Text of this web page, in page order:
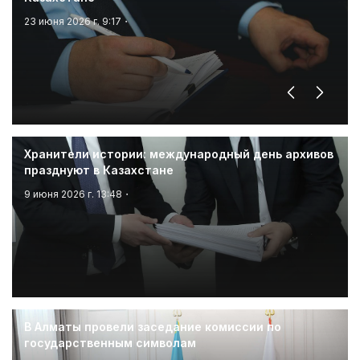
Пред.След.
23 июня 2026 г. 9:17
Хранители истории: международный день архивов
празднуют в Казахстане
9 июня 2026 г. 13:48
В Алматы провели заседание комиссии по
государственным символам